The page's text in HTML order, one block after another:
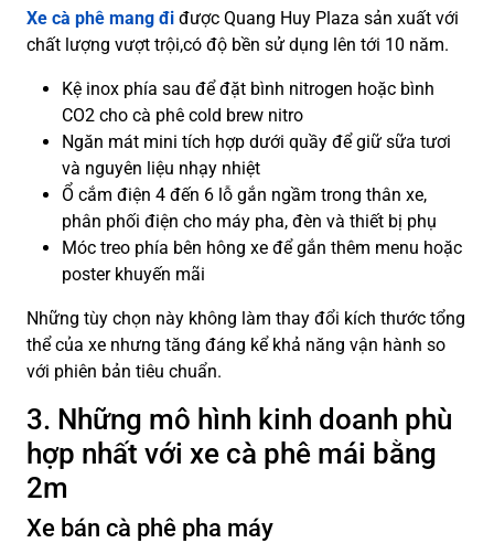
Xe cà phê mang đi được Quang Huy Plaza sản xuất với
chất lượng vượt trội,có độ bền sử dụng lên tới 10 năm.
Kệ inox phía sau để đặt bình nitrogen hoặc bình
CO2 cho cà phê cold brew nitro
Ngăn mát mini tích hợp dưới quầy để giữ sữa tươi
và nguyên liệu nhạy nhiệt
Ổ cắm điện 4 đến 6 lỗ gắn ngầm trong thân xe,
phân phối điện cho máy pha, đèn và thiết bị phụ
Móc treo phía bên hông xe để gắn thêm menu hoặc
poster khuyến mãi
Những tùy chọn này không làm thay đổi kích thước tổng
thể của xe nhưng tăng đáng kể khả năng vận hành so
với phiên bản tiêu chuẩn.
3. Những mô hình kinh doanh phù
hợp nhất với xe cà phê mái bằng
2m
Xe bán cà phê pha máy